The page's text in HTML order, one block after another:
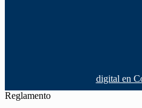
digital en
Reglamento